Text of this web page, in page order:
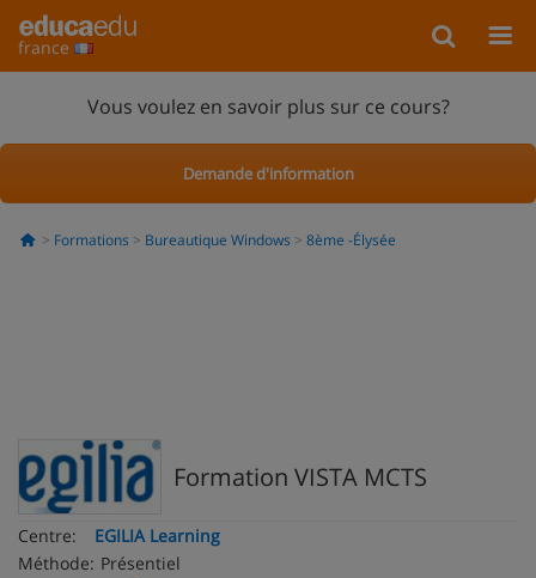
france
Vous voulez en savoir plus sur ce cours?
Demande d'information
Formations Bureautique Windows 8ème -Élysée
Formation VISTA MCTS
Centre:
EGILIA Learning
Méthode: Présentiel